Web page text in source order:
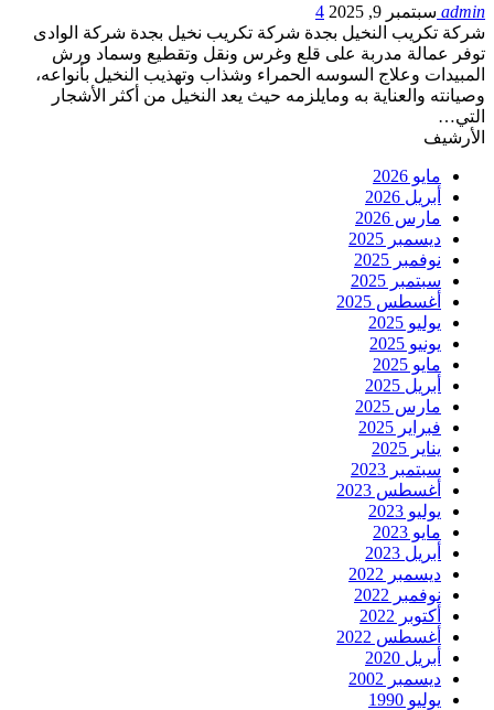
admin سبتمبر 9, 2025
4
شركة تكريب النخيل بجدة شركة تكريب نخيل بجدة شركة الوادى
توفر عمالة مدربة على قلع وغرس ونقل وتقطيع وسماد ورش
المبيدات وعلاج السوسه الحمراء وشذاب وتهذيب النخيل بأنواعه،
وصيانته والعناية به ومايلزمه حيث يعد النخيل من أكثر الأشجار
التي…
الأرشيف
مايو 2026
أبريل 2026
مارس 2026
ديسمبر 2025
نوفمبر 2025
سبتمبر 2025
أغسطس 2025
يوليو 2025
يونيو 2025
مايو 2025
أبريل 2025
مارس 2025
فبراير 2025
يناير 2025
سبتمبر 2023
أغسطس 2023
يوليو 2023
مايو 2023
أبريل 2023
ديسمبر 2022
نوفمبر 2022
أكتوبر 2022
أغسطس 2022
أبريل 2020
ديسمبر 2002
يوليو 1990